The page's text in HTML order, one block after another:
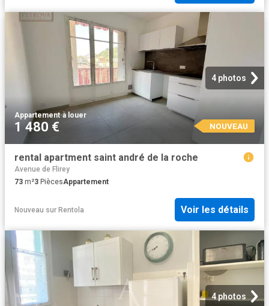
4 photos
Appartement·à louer
1 480 € NOUVEAU
rental apartment saint andré de la roche
Avenue de Flirey
73 m²3 PiècesAppartement
Nouveau sur Rentola Voir les détails
4 photos